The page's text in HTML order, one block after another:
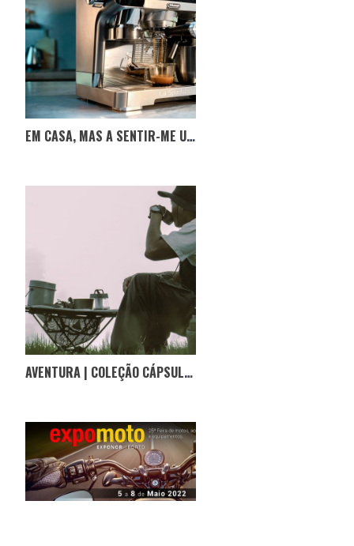
EM CASA, MAS A SENTIR-ME UM EXPERT NO CAFÉ
AVENTURA | COLEÇÃO CÁPSULA DA INVINCIBLE COM A HELINOX